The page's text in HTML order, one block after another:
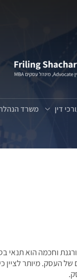
דין משרד
וחכמה הוא
העסק. מיותר לציין